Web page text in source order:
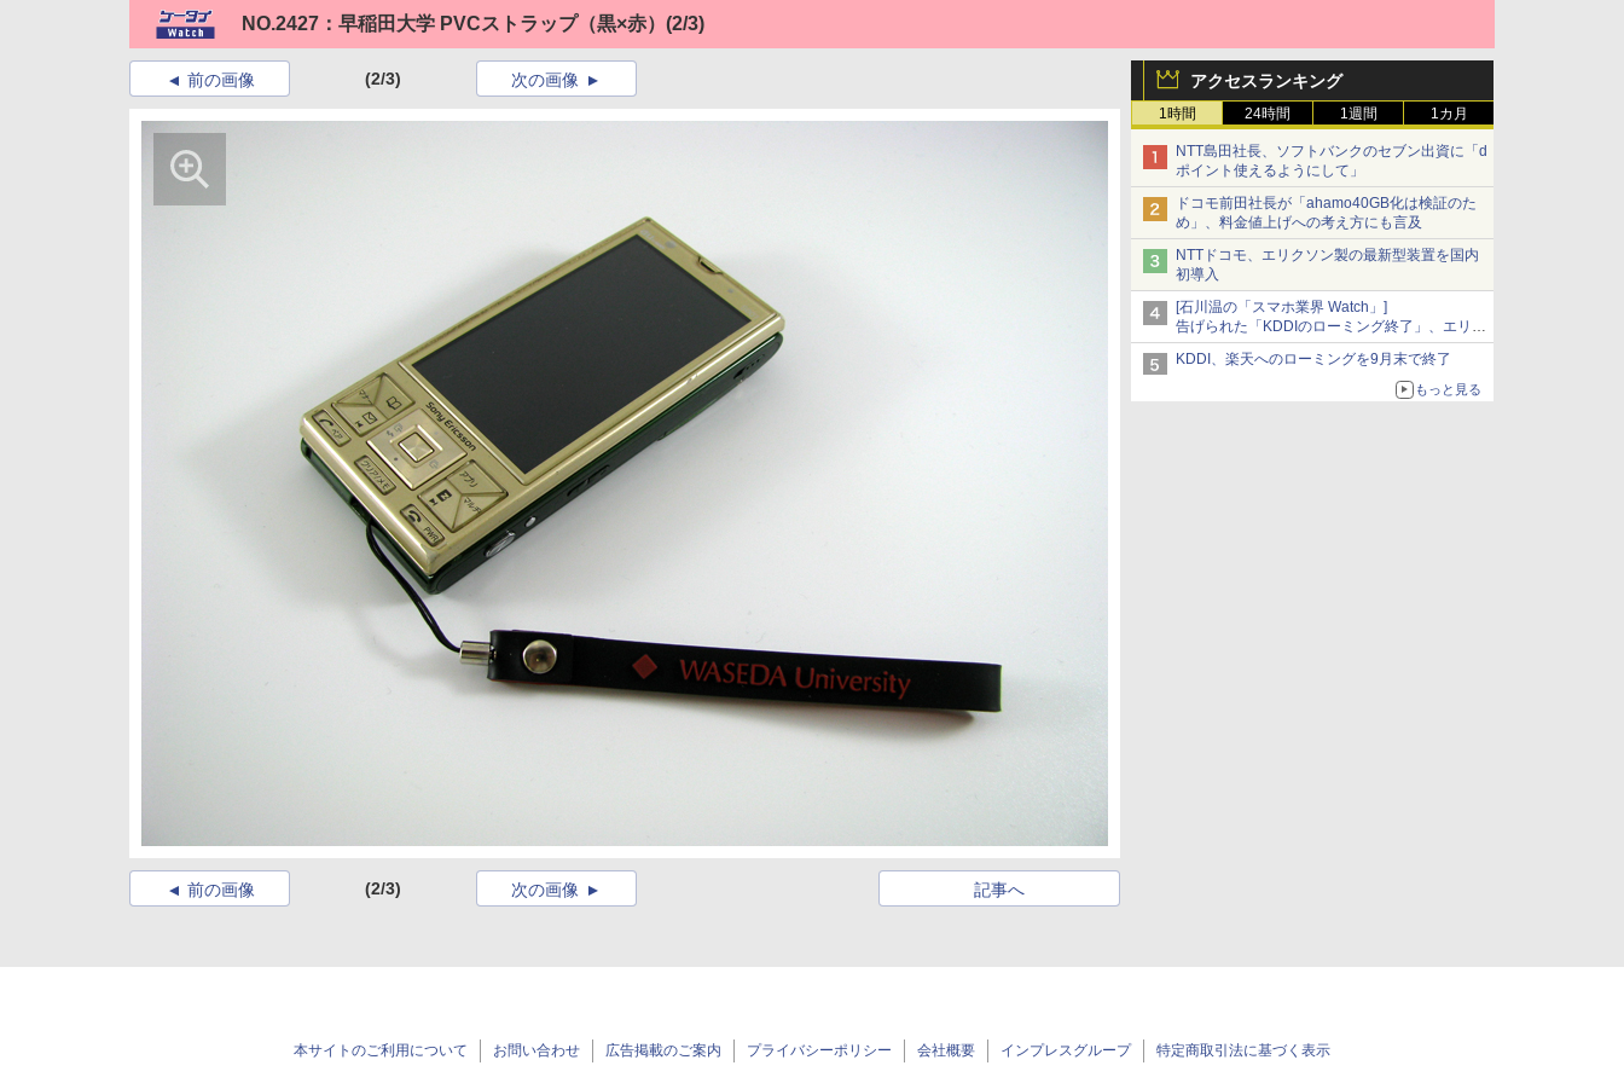
NO.2427：早稲田大学 PVCストラップ（黒×赤） (2/3)
アクセスランキング
1時間 24時間 1週間 1カ月
NTT島田社長、ソフトバンクのセブン出資に「d
ポイント使えるようにして」
ドコモ前田社長が「ahamo40GB化は検証のた
め」、料金値上げへの考え方にも言及
NTTドコモ、エリクソン製の最新型装置を国内
初導入
[石川温の「スマホ業界 Watch」]
告げられた「KDDIのローミング終了」、エリア
マップの落とし穴と楽天モバイルの課題
KDDI、楽天へのローミングを9月末で終了
もっと見る
前の画像 (2/3) 次の画像
前の画像 (2/3) 記事へ
次の画像
本サイトのご利用について お問い合わせ 広告掲載のご案内 プライバシーポリシー 会社概要 インプレスグループ 特定商取引法に基づく表示